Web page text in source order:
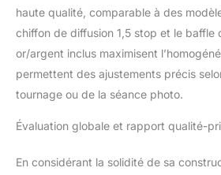
arrondies
lisses
circulaire
photos.
de la
1,5, au
haute qualité, comparable à des
chiffon de diffusion 1,5 stop et le baffle
or/argent inclus maximisent
permettent des ajustements précis
tournage ou de la séance photo.
Évaluation globale et rapport qualité-
En considérant la solidité de sa